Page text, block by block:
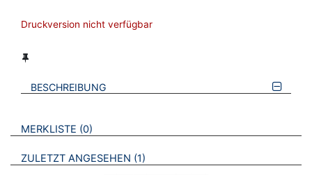
Druckversion nicht verfügbar
BESCHREIBUNG
VERWEISE AUF VERMERKTE- ODER ZULETZT ANGESEHENE
MERKLISTE 0 BROSCHÜREN
ZULETZT ANGESEHEN 1 BROSCHÜREN